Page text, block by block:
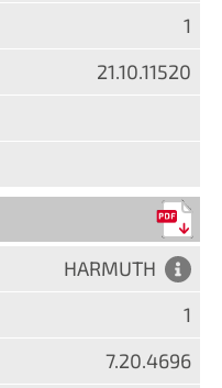
1
21.10.11520
HARMUTH
1
7.20.4696